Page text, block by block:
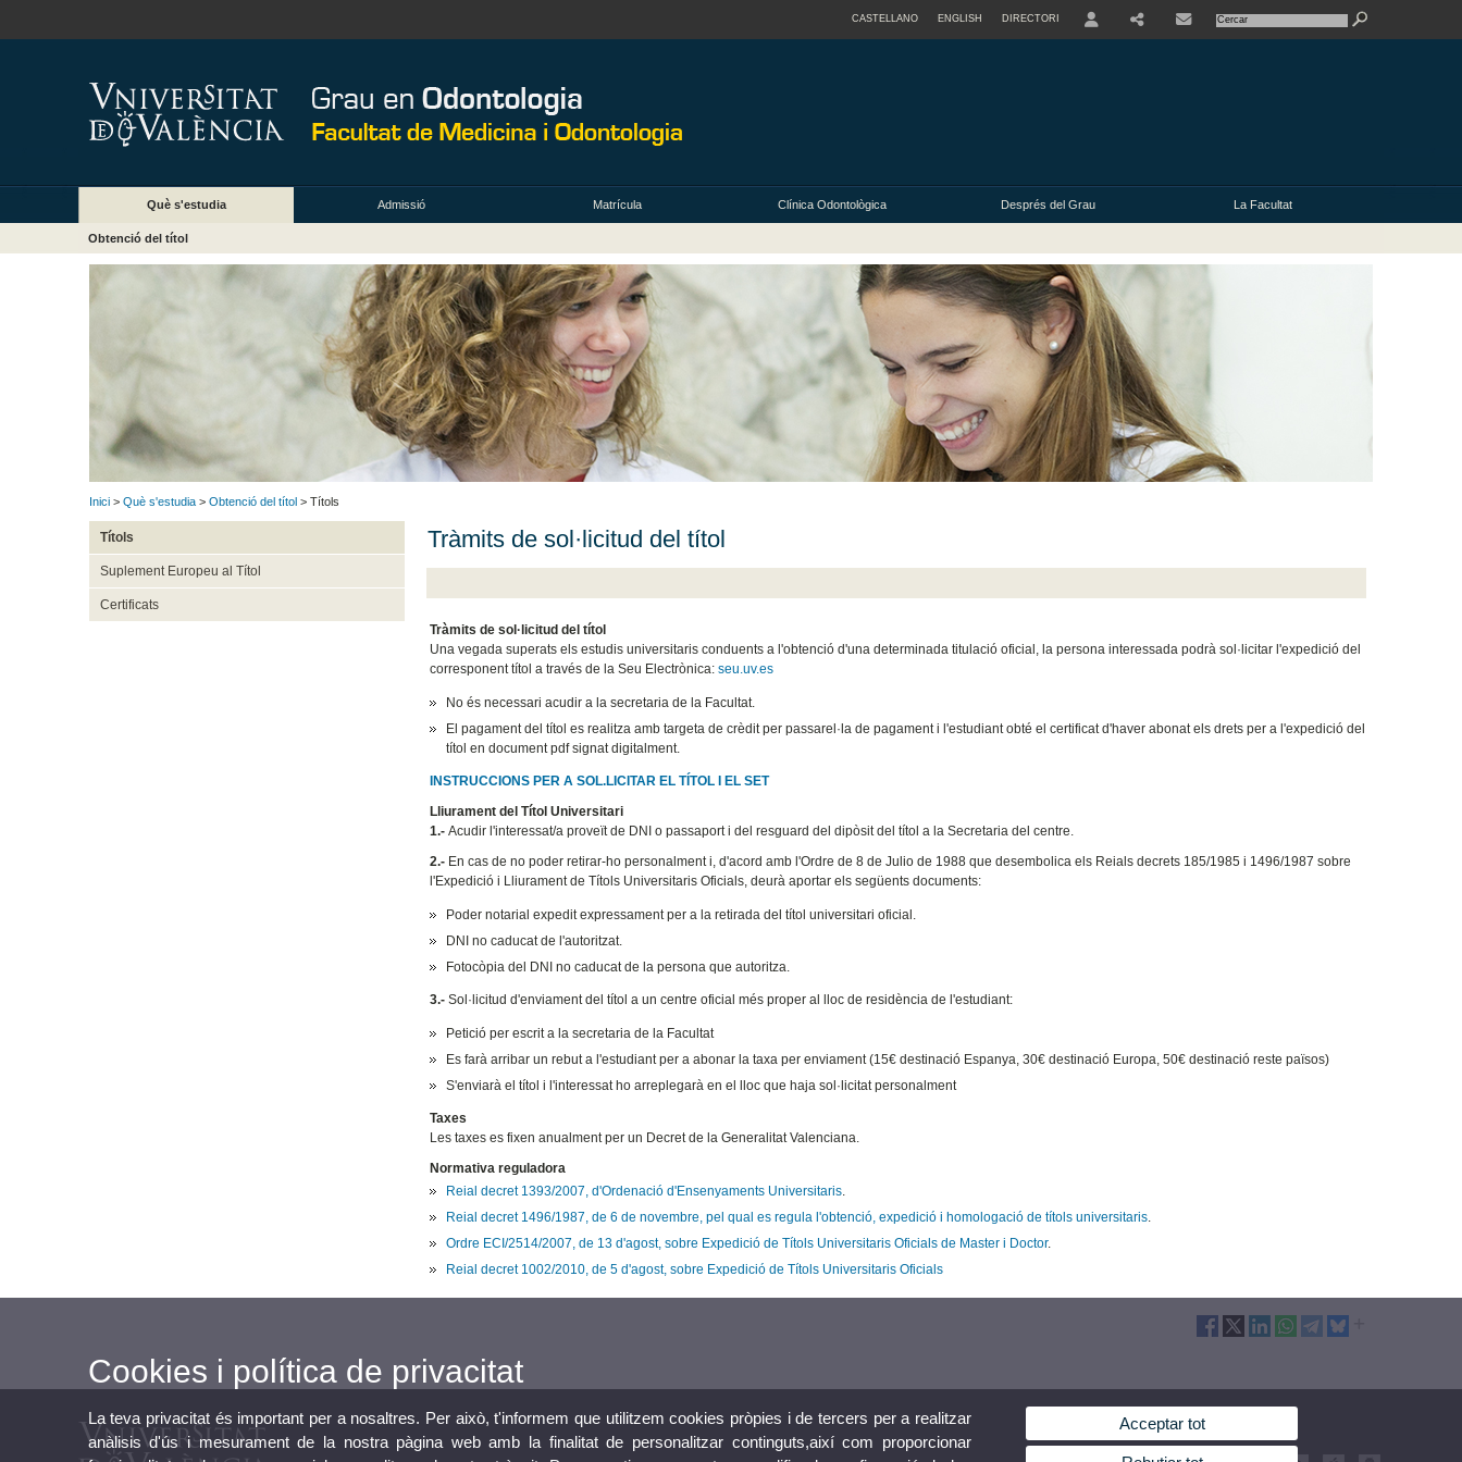
CASTELLANO ENGLISH DIRECTORI
Què s'estudia Admissió Matrícula Clínica Odontològica Després del Grau La Facultat
Obtenció del títol
Inici > Què s'estudia > Obtenció del títol > Títols
Títols
Suplement Europeu al Títol
Certificats
Tràmits de sol·licitud del títol
Tràmits de sol·licitud del títol
Una vegada superats els estudis universitaris conduents a l'obtenció d'una determinada titulació oficial, la persona interessada podrà sol·licitar l'expedició del
corresponent títol a través de la Seu Electrònica: seu.uv.es
No és necessari acudir a la secretaria de la Facultat.
El pagament del títol es realitza amb targeta de crèdit per passarel·la de pagament i l'estudiant obté el certificat d'haver abonat els drets per a l'expedició del
títol en document pdf signat digitalment.
INSTRUCCIONS PER A SOL.LICITAR EL TÍTOL I EL SET
Lliurament del Títol Universitari
1.- Acudir l'interessat/a proveït de DNI o passaport i del resguard del dipòsit del títol a la Secretaria del centre.
2.-En cas de no poder retirar-ho personalment i, d'acord amb l'Ordre de 8 de Julio de 1988 que desembolica els Reials decrets 185/1985 i 1496/1987 sobre
l'Expedició i Lliurament de Títols Universitaris Oficials, deurà aportar els següents documents:
Poder notarial expedit expressament per a la retirada del títol universitari oficial.
DNI no caducat de l'autoritzat.
Fotocòpia del DNI no caducat de la persona que autoritza.
3.-Sol·licitud d'enviament del títol a un centre oficial més proper al lloc de residència de l'estudiant:
Petició per escrit a la secretaria de la Facultat
Es farà arribar un rebut a l'estudiant per a abonar la taxa per enviament (15€ destinació Espanya, 30€ destinació Europa, 50€ destinació reste països)
S'enviarà el títol i l'interessat ho arreplegarà en el lloc que haja sol·licitat personalment
Taxes
Les taxes es fixen anualment per un Decret de la Generalitat Valenciana.
Normativa reguladora
Reial decret 1393/2007, d'Ordenació d'Ensenyaments Universitaris.
Reial decret 1496/1987, de 6 de novembre, pel qual es regula l'obtenció, expedició i homologació de títols universitaris.
Ordre ECI/2514/2007, de 13 d'agost, sobre Expedició de Títols Universitaris Oficials de Master i Doctor.
Reial decret 1002/2010, de 5 d'agost, sobre Expedició de Títols Universitaris Oficials
Cookies i política de privacitat
La teva privacitat és important per a nosaltres. Per això, t'informem que utilitzem cookies pròpies i de tercers per a realitzar
anàlisis d'ús i mesurament de la nostra pàgina web amb la finalitat de personalitzar continguts,així com proporcionar
Acceptar tot